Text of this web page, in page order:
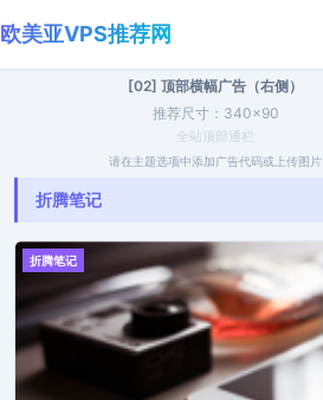
欧美亚VPS推荐网
[02] 顶部横幅广告（右侧）
推荐尺寸：340×90
全站顶部通栏
请在主题选项中添加广告代码或上传图片
折腾笔记
折腾笔记